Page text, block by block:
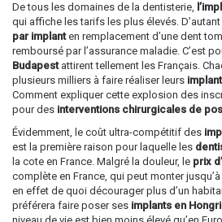
De tous les domaines de la dentisterie,
qui affiche les tarifs les plus élevés. D’autant
par implanten remplacement d’une dent
remboursé par l’assurance maladie. C’est
Budapestattirent tellement les Français.
plusieurs milliers à faire réaliser leurs
Comment expliquer cette explosion des
pour des interventions chirurgicales de
Évidemment, le coût ultra-compétitif des
est la première raison pour laquelle les
la cote en France. Malgré la douleur, le prix
complète en France, qui peut monter
en effet de quoi décourager plus d’un
préférera faire poser ses implants en